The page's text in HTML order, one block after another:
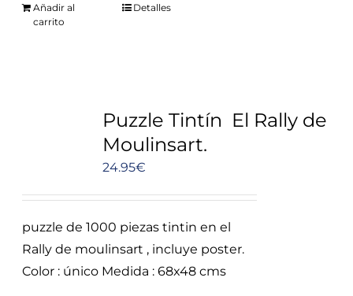
Añadir al
carrito
Detalles
Puzzle Tintín El Rally de
Moulinsart.
24.95€
puzzle de 1000 piezas tintin en el
Rally de moulinsart , incluye poster.
Color : único Medida : 68x48 cms